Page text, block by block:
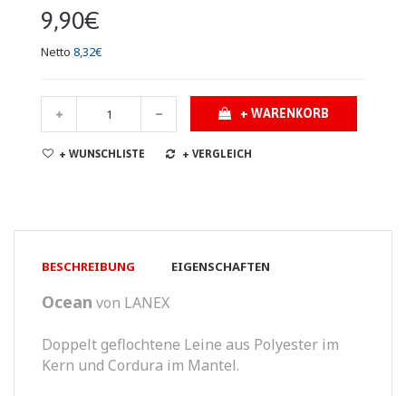
9,90€
Netto 8,32€
+ WARENKORB
+ WUNSCHLISTE + VERGLEICH
BESCHREIBUNG EIGENSCHAFTEN
Ocean von LANEX
Doppelt geflochtene Leine aus Polyester im
Kern und Cordura im Mantel.